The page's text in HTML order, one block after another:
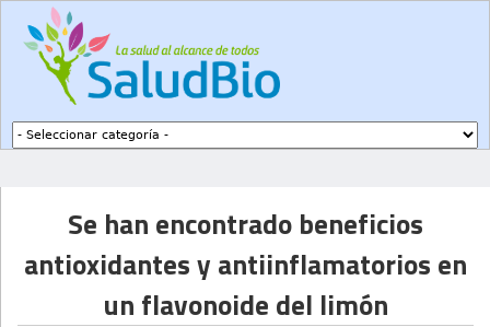
Se han encontrado beneficios
antioxidantes y antiinflamatorios en
un flavonoide del limón